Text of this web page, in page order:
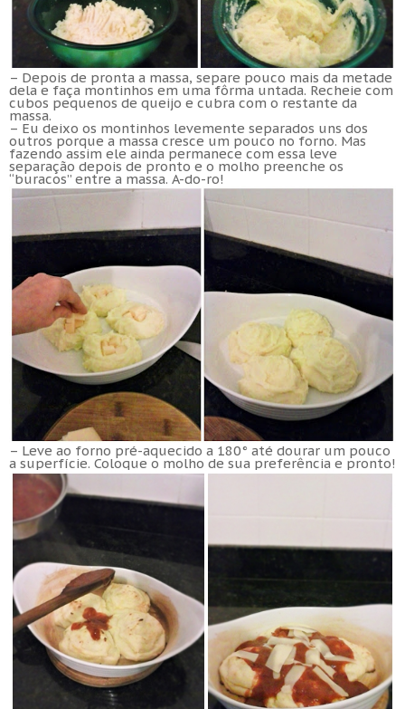
– Depois de pronta a massa, separe pouco mais da metade
dela e faça montinhos em uma fôrma untada. Recheie com
cubos pequenos de queijo e cubra com o restante da
massa.
– Eu deixo os montinhos levemente separados uns dos
outros porque a massa cresce um pouco no forno. Mas
fazendo assim ele ainda permanece com essa leve
separação depois de pronto e o molho preenche os
“buracos” entre a massa. A-do-ro!
– Leve ao forno pré-aquecido a 180° até dourar um pouco
a superfície. Coloque o molho de sua preferência e pronto!